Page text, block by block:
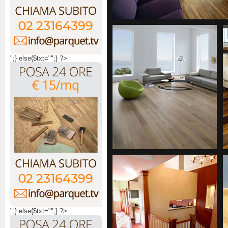
";} else{$txt="";} ?>
";} else{$txt="";} ?>